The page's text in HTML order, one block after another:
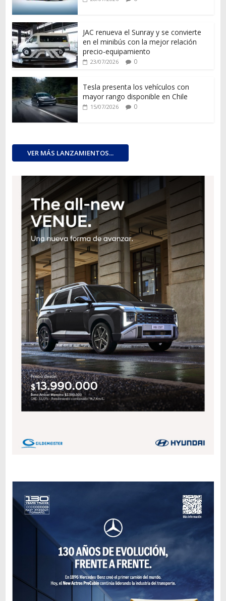
JAC renueva el Sunray y se convierte
en el minibús con la mejor relación
precio-equipamiento
23/07/2026 0
Tesla presenta los vehículos con
mayor rango disponible en Chile
15/07/2026 0
VER MÁS LANZAMIENTOS...